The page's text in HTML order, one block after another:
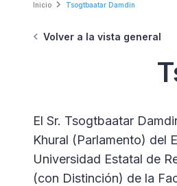
Breadcrumb
Inicio Tsogtbaatar Damdin
Volver a la vista general
El Sr. Tsogtbaatar
Khural (Parlamento) del
Universidad Estatal de
(con Distinción) de la